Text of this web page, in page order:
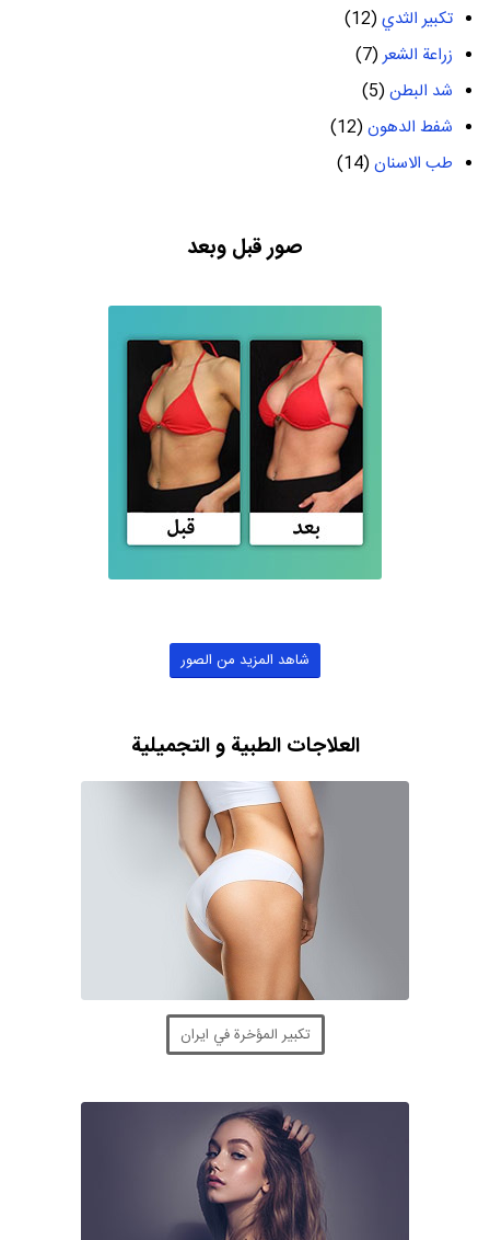
تكبير الثدي(12)
زراعة الشعر(7)
شد البطن(5)
شفط الدهون(12)
طب الاسنان(14)
صور قبل وبعد
شاهد المزيد من الصور
العلاجات الطبية و التجميلية
تكبير المؤخرة في ايران